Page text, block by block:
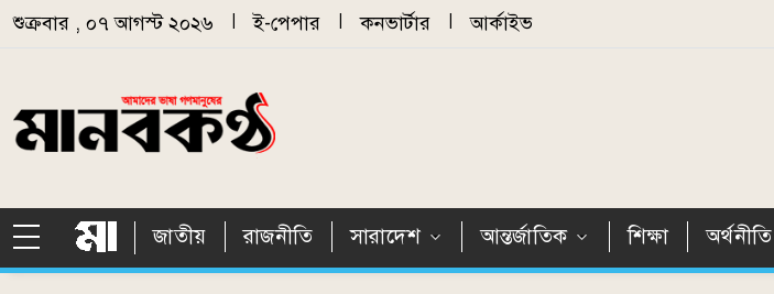
Skip to main content
শুক্রবার , ০৭ আগস্ট ২০২৬ ই-পেপার কনভার্টার আর্কাইভ
জাতীয় রাজনীতি সারাদেশ আন্তর্জাতিক শিক্ষা অর্থনীতি